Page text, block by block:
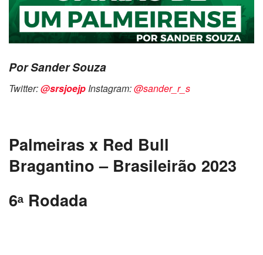
Por Sander Souza
Twitter:@srsjoejp Instagram:@sander_r_s
Palmeiras x Red Bull
Bragantino – Brasileirão 2023
6ᵃ Rodada